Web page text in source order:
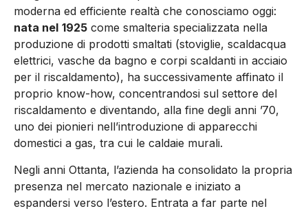
moderna ed efficiente realtà che conosciamo oggi:
nata nel 1925 come smalteria specializzata nella
produzione di prodotti smaltati (stoviglie, scaldacqua
elettrici, vasche da bagno e corpi scaldanti in acciaio
per il riscaldamento), ha successivamente affinato il
proprio know-how, concentrandosi sul settore del
riscaldamento e diventando, alla fine degli anni ’70,
uno dei pionieri nell’introduzione di apparecchi
domestici a gas, tra cui le caldaie murali.
Negli anni Ottanta, l’azienda ha consolidato la propria
presenza nel mercato nazionale e iniziato a
espandersi verso l’estero. Entrata a far parte nel